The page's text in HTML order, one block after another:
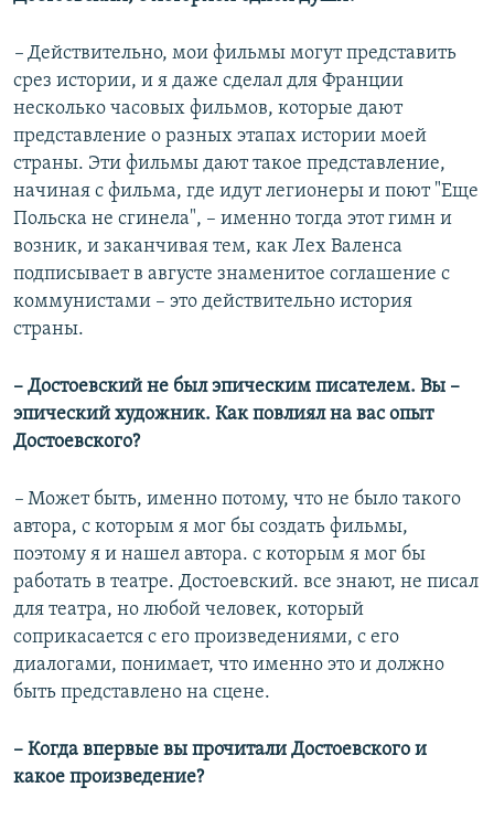
– Действительно, мои фильмы могут представить
срез истории, и я даже сделал для Франции
несколько часовых фильмов, которые дают
представление о разных этапах истории моей
страны. Эти фильмы дают такое представление,
начиная с фильма, где идут легионеры и поют "Еще
Польска не сгинела", – именно тогда этот гимн и
возник, и заканчивая тем, как Лех Валенса
подписывает в августе знаменитое соглашение с
коммунистами – это действительно история
страны.
– Достоевский не был эпическим писателем. Вы –
эпический художник. Как повлиял на вас опыт
Достоевского?
– Может быть, именно потому, что не было такого
автора, с которым я мог бы создать фильмы,
поэтому я и нашел автора. с которым я мог бы
работать в театре. Достоевский. все знают, не писал
для театра, но любой человек, который
соприкасается с его произведениями, с его
диалогами, понимает, что именно это и должно
быть представлено на сцене.
– Когда впервые вы прочитали Достоевского и
какое произведение?